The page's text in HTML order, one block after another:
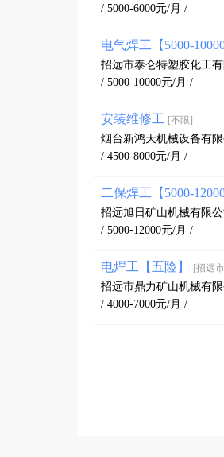
/ 5000-6000元/月 /
电气焊工【5000-
招远市泰仑特塑胶化工有
/ 5000-10000元/月 /
安装维修工 [不限]
烟台新鸿天机械设备有限
/ 4500-8000元/月 /
二保焊工【5000-
招远旭日矿山机械有限公
/ 5000-12000元/月 /
电焊工【五险】 [招远
招远市鼎力矿山机械有限
/ 4000-7000元/月 /